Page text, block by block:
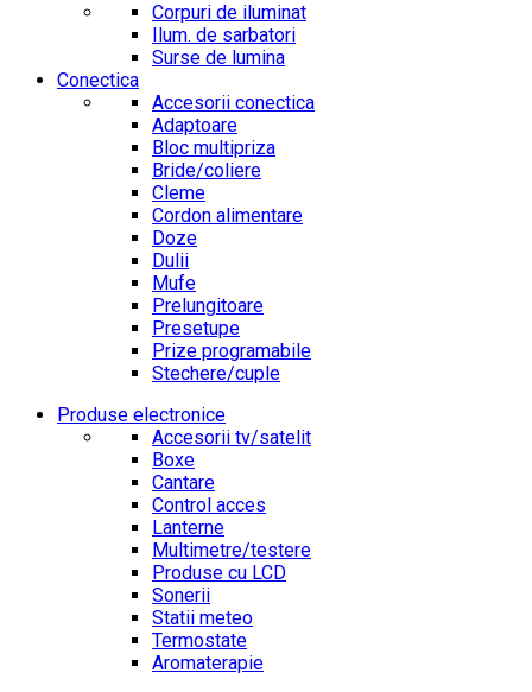
Corpuri de iluminat
Ilum. de sarbatori
Surse de lumina
Conectica
Accesorii conectica
Adaptoare
Bloc multipriza
Bride/coliere
Cleme
Cordon alimentare
Doze
Dulii
Mufe
Prelungitoare
Presetupe
Prize programabile
Stechere/cuple
Produse electronice
Accesorii tv/satelit
Boxe
Cantare
Control acces
Lanterne
Multimetre/testere
Produse cu LCD
Sonerii
Statii meteo
Termostate
Aromaterapie